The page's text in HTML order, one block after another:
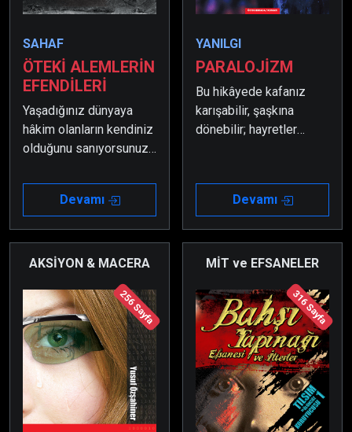
SAHAF
ÖTEKİ ALEMLERİN
EFENDİLERİ
Yaşadığınız dünyaya
hâkim olanların kendiniz
olduğunu sanıyorsunuz.
birbirinizi yönettiğinizi
düşünüyorsunuz. Belki
ve iradenizi kontrol
ettiğinize bile
Devamı
YANILGI
PARALOJİZM
Bu hikâyede kafanız
karışabilir, şaşkına
dönebilir; hayretler
şekilde de yanılgının ne
demek olduğunu
Devamı
AKSİYON & MACERA
256 Sayfa
MİT ve EFSANELER
316 Sayfa